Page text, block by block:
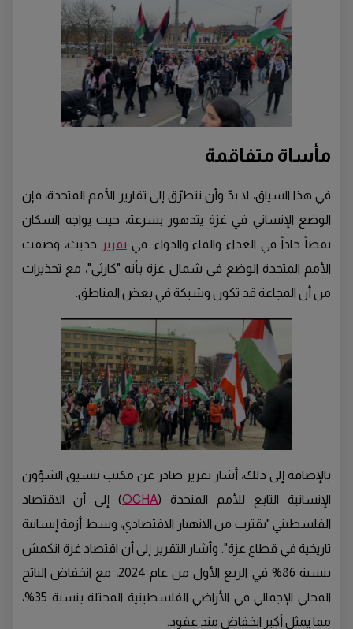
مأساة متفاقمة
في هذا السياق، لا بدّ وأن نتطرّق إلى تقارير الأمم المتحدة، فإن
الوضع الإنساني في غزة يتدهور بسرعة، حيث يواجه السكان
نقصاً حاداً في الغذاء والماء والدواء. في تقرير حديث، وصفت
الأمم المتحدة الوضع في شمال غزة بأنه "كارثي"، مع تحذيرات
من أن المجاعة قد تكون وشيكة في بعض المناطق.
بالإضافة إلى ذلك، أشار تقرير صادر عن مكتب تنسيق الشؤون
الإنسانية التابع للأمم المتحدة (OCHA) إلى أن الاقتصاد
الفلسطيني "يقترب من الانهيار الاقتصادي، وسط أزمة إنسانية
تاريخية في قطاع غزة". وأشار التقرير إلى أن اقتصاد غزة انكمش
بنسبة 86% في الربع الأول من عام 2024، مع انخفاض الناتج
المحلي الإجمالي في الأراضي الفلسطينية المحتلة بنسبة 35%،
مما يمثل أكبر انخفاض منذ عقود.